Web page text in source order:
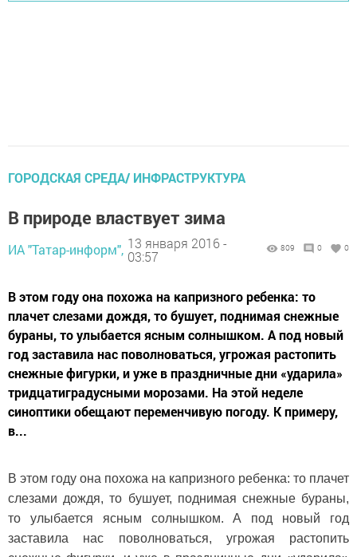
ГОРОДСКАЯ СРЕДА/ ИНФРАСТРУКТУРА
В природе властвует зима
ИА "Татар-информ", 13 января 2016 -
03:57
809 0 0
В этом году она похожа на капризного ребенка: то
плачет слезами дождя, то бушует, поднимая снежные
бураны, то улыбается ясным солнышком. А под новый
год заставила нас поволноваться, угрожая растопить
снежные фигурки, и уже в праздничные дни «ударила»
тридцатиградусными морозами. На этой неделе
синоптики обещают переменчивую погоду. К примеру,
в...
В этом году она похожа на капризного ребенка: то плачет
слезами дождя, то бушует, поднимая снежные бураны,
то улыбается ясным солнышком. А под новый год
заставила нас поволноваться, угрожая растопить